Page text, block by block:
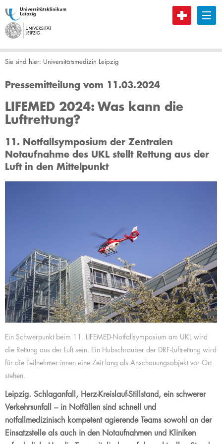
B
Sie sind hier: Universitätsmedizin Leipzig
Pressemitteilung vom 11.03.2024
LIFEMED 2024: Was kann die
Luftrettung?
11. Notfallsymposium der Zentralen
Notaufnahme des UKL stellt Rettung aus der
Luft in den Mittelpunkt
Ein Schwerpunkt beim 11. LIFEMED-Notfallsymposium am UKL wird
die Rettung aus der Luft sein. Ein Hubschrauber der DRF-Luftrettung wird
für die Teilnehmer:innen eine Zeit lang als Anschauungsobjekt vor Ort
stehen.
Leipzig. Schlaganfall, Herz-Kreislauf-Stillstand, ein schwerer
Verkehrsunfall – in Notfällen sind schnell und
notfallmedizinisch kompetent agierende Teams sowohl an der
Einsatzstelle als auch in den Notaufnahmen und Kliniken